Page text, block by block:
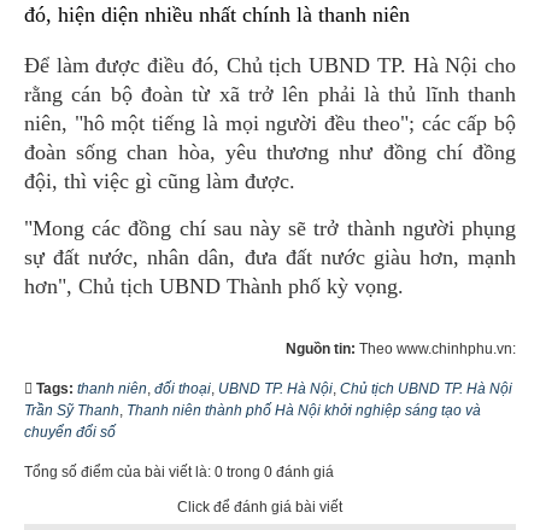
đó, hiện diện nhiều nhất chính là thanh niên
Để làm được điều đó, Chủ tịch UBND TP. Hà Nội cho
rằng cán bộ đoàn từ xã trở lên phải là thủ lĩnh thanh
niên, "hô một tiếng là mọi người đều theo"; các cấp bộ
đoàn sống chan hòa, yêu thương như đồng chí đồng
đội, thì việc gì cũng làm được.
"Mong các đồng chí sau này sẽ trở thành người phụng
sự đất nước, nhân dân, đưa đất nước giàu hơn, mạnh
hơn", Chủ tịch UBND Thành phố kỳ vọng.
Nguồn tin: Theo www.chinhphu.vn:
Tags: thanh niên đối thoại UBND TP. Hà Nội Chủ tịch UBND TP. Hà Nội
Trần Sỹ Thanh Thanh niên thành phố Hà Nội khởi nghiệp sáng tạo và
chuyển đổi số
Tổng số điểm của bài viết là: 0 trong 0 đánh giá
Click để đánh giá bài viết